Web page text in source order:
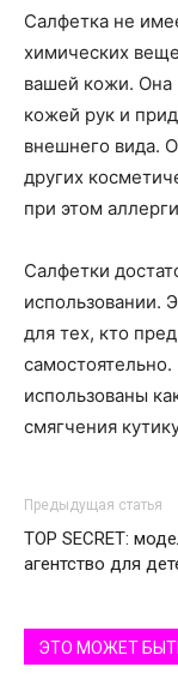
Салфетка не
химических
вашей кожи. Она
кожей рук и
внешнего вида.
других
при этом
Салфетки
использовании.
для тех, кто
использованы
смягчения
Предыдущая статья
TOP SECRET:
агентство для
ЭТО МОЖЕТ